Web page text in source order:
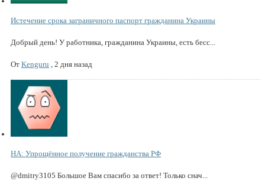
Истечение срока заграничного паспорт гражданина Украины
Добрый день! У работника, гражданина Украины, есть бесс...
От Kenguru , 2 дня назад
НА: Упрощённое получение гражданства РФ
@dmitry3105 Большое Вам спасибо за ответ! Только снач...